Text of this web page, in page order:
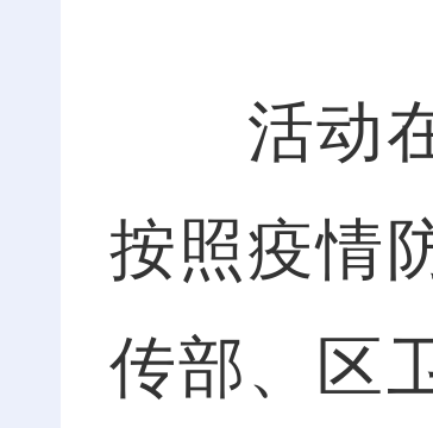
活动在
按照疫情
传部、区